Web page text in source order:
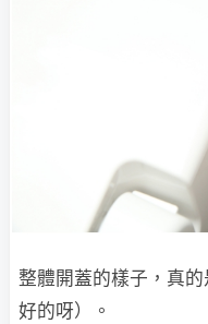
整體開蓋的樣子，真
好的呀）。